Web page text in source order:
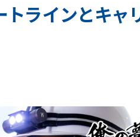
トラインとキャ